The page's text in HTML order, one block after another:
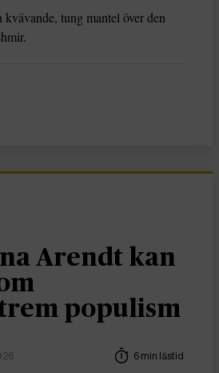
tung mantel över den
Arendt kan
populism
6 min lästid